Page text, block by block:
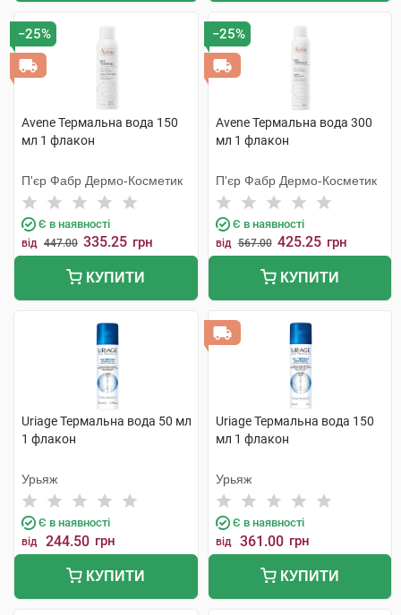
−25%
Avene Термальна вода 150
мл 1 флакон
П'єр Фабр Дермо-Косметик
Є в наявності
від 447.00 335.25 грн
КУПИТИ
−25%
Avene Термальна вода 300
мл 1 флакон
П'єр Фабр Дермо-Косметик
Є в наявності
від 567.00 425.25 грн
КУПИТИ
Uriage Термальна вода 50 мл
1 флакон
Урьяж
Є в наявності
від 244.50 грн
КУПИТИ
Uriage Термальна вода 150
мл 1 флакон
Урьяж
Є в наявності
від 361.00 грн
КУПИТИ